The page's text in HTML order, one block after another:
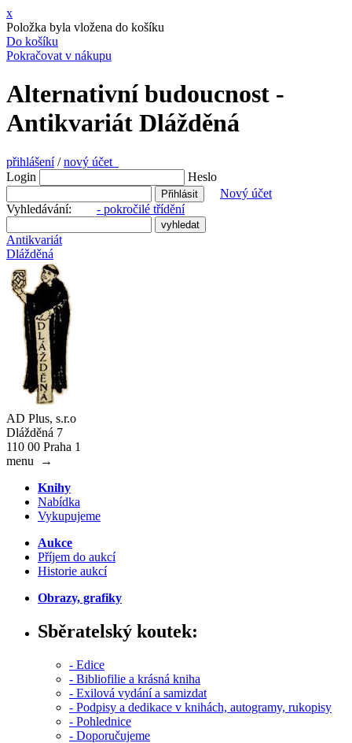
x
Položka byla vložena do košíku
Do košíku
Pokračovat v nákupu
Alternativní budoucnost -
Antikvariát Dlážděná
přihlášení/nový účet
Login
Heslo
Nový účet
Vyhledávání: - pokročilé třídění
Antikvariát
Dlážděná
AD Plus, s.r.o
Dlážděná 7
110 00 Praha 1
menu
→
Knihy
Nabídka
Vykupujeme
Aukce
Příjem do aukcí
Historie aukcí
Obrazy, grafiky
Sběratelský koutek:
- Edice
- Bibliofilie a krásná kniha
- Exilová vydání a samizdat
- Podpisy a dedikace v knihách, autogramy, rukopisy
- Pohlednice
- Doporučujeme